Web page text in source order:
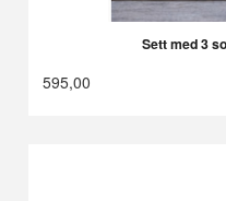
Sett med 3
595,00